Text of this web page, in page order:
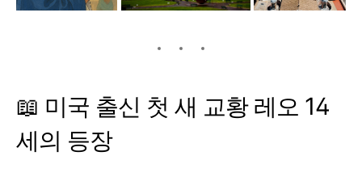
📖 미국 출신 첫 새 교황 레오 14
세의 등장